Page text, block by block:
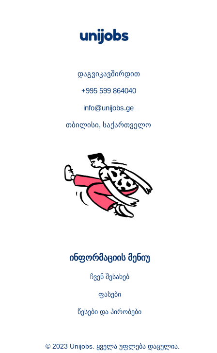
დაგვიკავშირდით
+995 599 864040
info@unijobs.ge
თბილისი, საქართველო
ინფორმაციის მენიუ
ჩვენ შესახებ
ფასები
წესები და პირობები
© 2023 Unijobs. ყველა უფლება დაცულია.